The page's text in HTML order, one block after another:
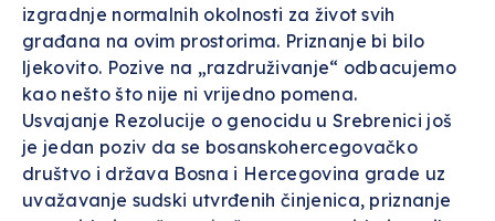
izgradnje normalnih okolnosti za život svih
građana na ovim prostorima. Priznanje bi bilo
ljekovito. Pozive na „razdruživanje“ odbacujemo
kao nešto što nije ni vrijedno pomena.
Usvajanje Rezolucije o genocidu u Srebrenici još
je jedan poziv da se bosanskohercegovačko
društvo i država Bosna i Hercegovina grade uz
uvažavanje sudski utvrđenih činjenica, priznanje